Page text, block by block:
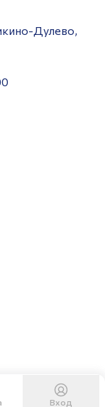
Дулево,
Вход